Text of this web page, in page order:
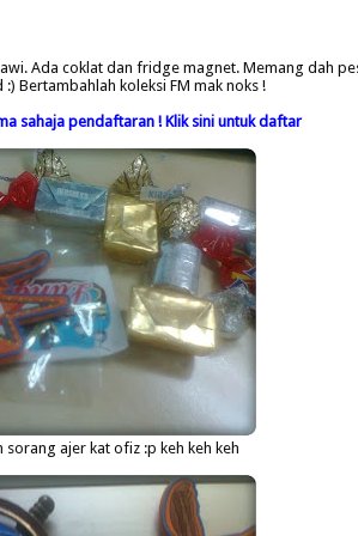
Ada coklat dan fridge magnet. Memang dah
Bertambahlah koleksi FM mak noks !
sahaja pendaftaran ! Klik sini untuk daftar
ajer kat ofiz :p keh keh keh